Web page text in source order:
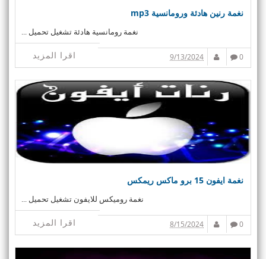
نغمة رنين هادئة ورومانسية mp3
نغمة رومانسية هادئة تشغيل تحميل ...
اقرا المزيد 0
9/13/2024
نغمة ايفون 15 برو ماكس ريمكس
نغمة روميكس للايفون تشغيل تحميل ...
اقرا المزيد 0
8/15/2024